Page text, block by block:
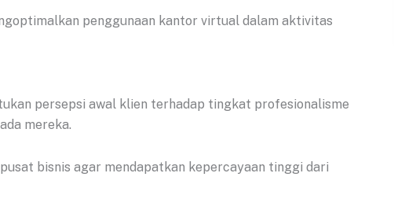
penggunaan kantor virtual dalam aktivitas
persepsi awal klien terhadap tingkat profesionalisme
mereka.
bisnis agar mendapatkan kepercayaan tinggi dari